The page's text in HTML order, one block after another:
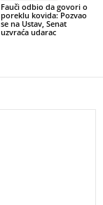
Fauči odbio da govori o
poreklu kovida: Pozvao
se na Ustav, Senat
uzvraća udarac